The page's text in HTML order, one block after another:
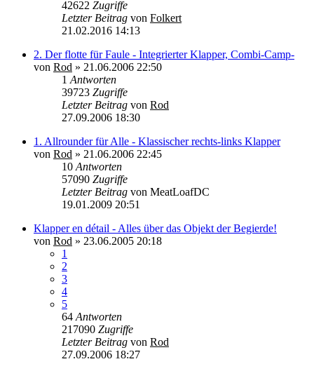
42622 Zugriffe
Letzter Beitrag von Folkert
21.02.2016 14:13
2. Der flotte für Faule - Integrierter Klapper, Combi-Camp-
von Rod » 21.06.2006 22:50
1 Antworten
39723 Zugriffe
Letzter Beitrag von Rod
27.09.2006 18:30
1. Allrounder für Alle - Klassischer rechts-links Klapper
von Rod » 21.06.2006 22:45
10 Antworten
57090 Zugriffe
Letzter Beitrag von MeatLoafDC
19.01.2009 20:51
Klapper en détail - Alles über das Objekt der Begierde!
von Rod » 23.06.2005 20:18
1
2
3
4
5
64 Antworten
217090 Zugriffe
Letzter Beitrag von Rod
27.09.2006 18:27